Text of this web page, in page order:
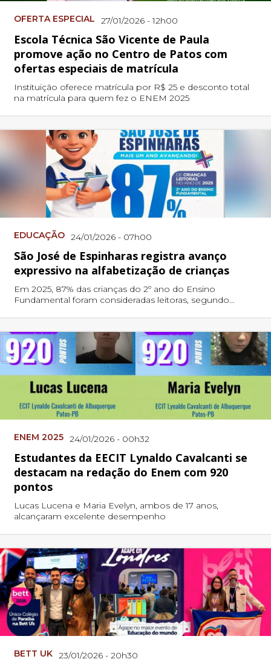
OFERTA ESPECIAL 27/01/2026 - 12h00
Escola Técnica São Vicente de Paula
promove ação no Centro de Patos com
ofertas especiais de matrícula
Instituição oferece matrícula por R$ 25 e desconto total
na matrícula para quem fez o ENEM 2025
EDUCAÇÃO 24/01/2026 - 07h00
São José de Espinharas registra avanço
expressivo na alfabetização de crianças
Em 2025, 87% das crianças do 2º ano do Ensino
Fundamental foram consideradas leitoras, segundo
diagnóstica inicial, que apontava 54%.
ENEM 2025 24/01/2026 - 00h32
Estudantes da EECIT Lynaldo Cavalcanti se
destacam na redação do Enem com 920
pontos
Lucas Lucena e Maria Evelyn, ambos de 17 anos,
alcançaram excelente desempenho
BETT UK 23/01/2026 - 20h30